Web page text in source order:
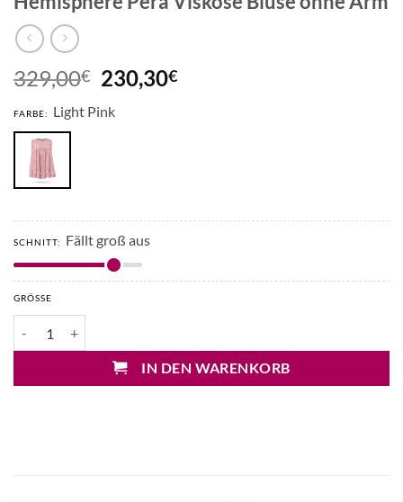
329,00€ Ursprünglicher
Preis
war:
230,30€Aktueller
FARBE: Light Pink
SCHNITT: Fällt groß aus
GRÖSSE
IN DEN WARENKORB